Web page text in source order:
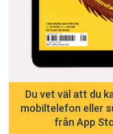
Du vet väl att du
mobiltelefon eller
från App